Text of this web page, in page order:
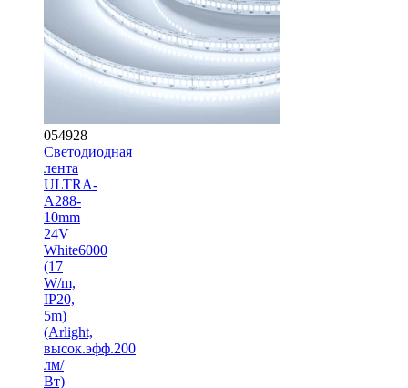
054928
Светодиодная
лента
ULTRA-
A288-
10mm
24V
White6000
(17
W/m,
IP20,
5m)
(Arlight,
высок.эфф.200
лм/
Вт)